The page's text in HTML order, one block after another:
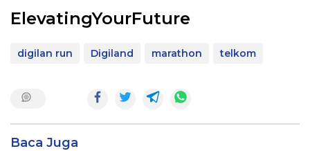
ElevatingYourFuture
digilan run Digiland marathon telkom
Baca Juga